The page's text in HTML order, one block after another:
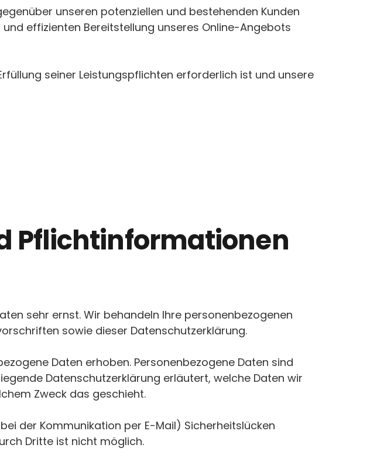
unseren potenziellen und bestehenden Kunden
und effizienten Bereitstellung unseres Online-Angebots
seiner Leistungspflichten erforderlich ist und unsere
Pflicht­informationen
sehr ernst. Wir behandeln Ihre personenbezogenen
sowie dieser Datenschutzerklärung.
Daten erhoben. Personenbezogene Daten sind
Datenschutzerklärung erläutert, welche Daten wir
Zweck das geschieht.
der Kommunikation per E-Mail) Sicherheitslücken
Dritte ist nicht möglich.